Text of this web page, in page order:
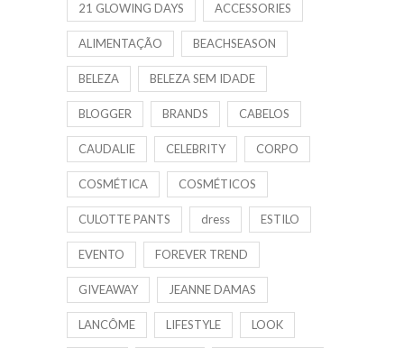
21 GLOWING DAYS ACCESSORIES
ALIMENTAÇÃO BEACHSEASON
BELEZA BELEZA SEM IDADE
BLOGGER BRANDS CABELOS
CAUDALIE CELEBRITY CORPO
COSMÉTICA COSMÉTICOS
CULOTTE PANTS dress ESTILO
EVENTO FOREVER TREND
GIVEAWAY JEANNE DAMAS
LANCÔME LIFESTYLE LOOK